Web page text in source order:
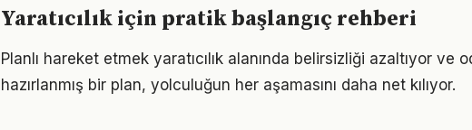
Yaratıcılık için pratik başlangıç rehberi
Planlı hareket etmek yaratıcılık alanında belirsizliği azaltıyor ve
hazırlanmış bir plan, yolculuğun her aşamasını daha net kılıyor.